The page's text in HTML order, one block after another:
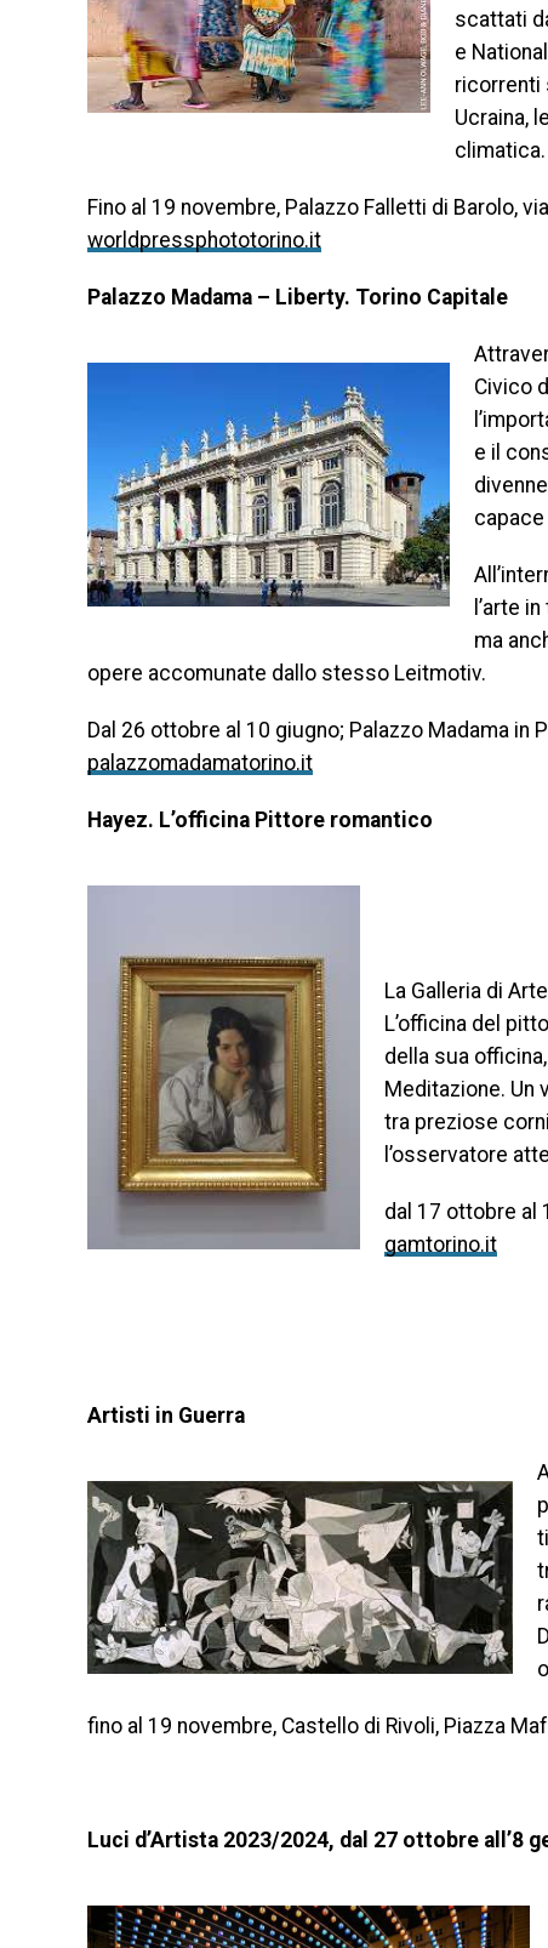
scattati
e
ricorrenti
Ucraina,
climatica.
Fino al 19 novembre, Palazzo Falletti di Barolo,
worldpressphototorino.it
Palazzo Madama – Liberty. Torino Capitale
Civico
e il
capace
l’arte
ma
opere accomunate dallo stesso Leitmotiv.
Dal 26 ottobre al 10 giugno; Palazzo Madama in
palazzomadamatorino.it
Hayez. L’officina Pittore romantico
La Galleria di
L’officina del
della sua
Meditazione. Un
tra preziose
l’osservatore
dal 17 ottobre al
gamtorino.it
Artisti in Guerra
fino al 19 novembre, Castello di Rivoli, Piazza
Luci d’Artista 2023/2024, dal 27 ottobre all’8